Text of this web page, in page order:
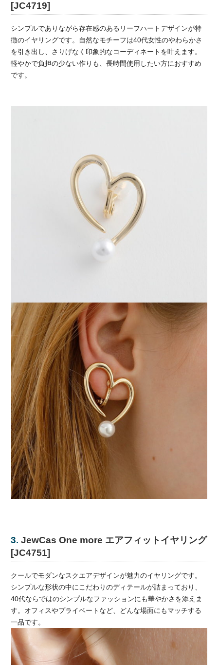
[JC4719]
シンプルでありながら存在感のあるリーフハートデザインが特
徴のイヤリングです。自然なモチーフは40代女性のやわらかさ
を引き出し、さりげなく印象的なコーディネートを叶えます。
軽やかで負担の少ない作りも、長時間使用したい方におすすめ
です。
3.JewCas One more エアフィットイヤリング
[JC4751]
クールでモダンなスクエアデザインが魅力のイヤリングです。
シンプルな形状の中にこだわりのディテールが詰まっており、
40代ならではのシンプルなファッションにも華やかさを添えま
す。オフィスやプライベートなど、どんな場面にもマッチする
一品です。